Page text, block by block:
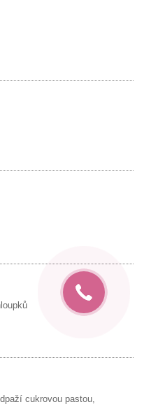
cukrovou pastou,